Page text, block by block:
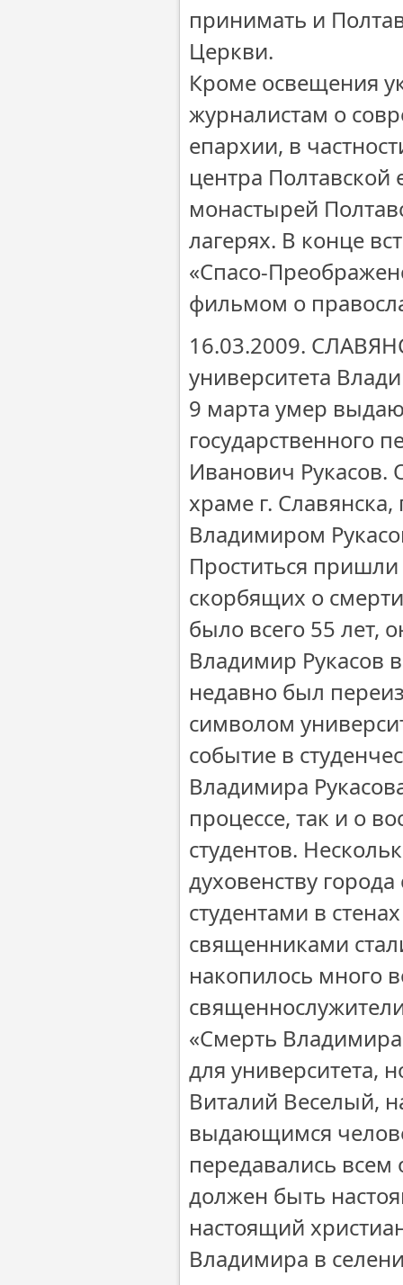
принимать и
Церкви.
Кроме освещения
журналистам о
епархии, в
центра Полтавской
монастырей
лагерях. В конце
«Спасо-
фильмом о
16.03.2009.
университета
9 марта умер
государственного
Иванович Рукасов.
храме г.
Владимиром
Проститься
скорбящих о
было всего 55 лет,
Владимир Рукасов
недавно был
символом
событие в
Владимира
процессе, так и о
студентов.
духовенству
студентами в
священниками
накопилось много
«Смерть
для университета,
Виталий Веселый,
выдающимся
передавались
должен быть
настоящий
Владимира в